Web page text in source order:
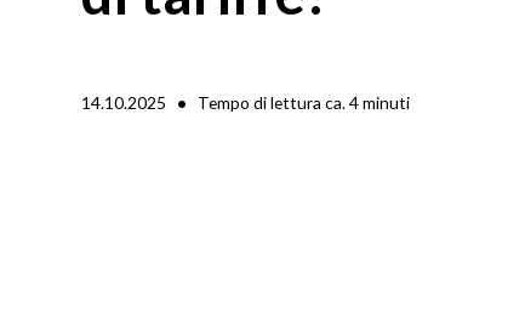
14.10.2025 • Tempo di lettura ca.4minuti